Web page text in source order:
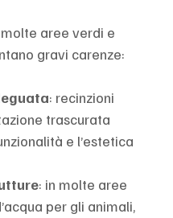
aree verdi e
gravi carenze:
: recinzioni
trascurata
e l’estetica
: in molte aree
per gli animali,